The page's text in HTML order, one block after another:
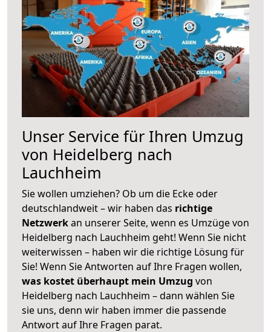
Unser Service für Ihren Umzug
von Heidelberg nach
Lauchheim
Sie wollen umziehen? Ob um die Ecke oder
deutschlandweit – wir haben das richtige
Netzwerkan unserer Seite, wenn es Umzüge von
Heidelberg nach Lauchheim geht! Wenn Sie nicht
weiterwissen – haben wir die richtige Lösung für
Sie! Wenn Sie Antworten auf Ihre Fragen wollen,
was kostet überhaupt mein Umzug von
Heidelberg nach Lauchheim – dann wählen Sie
sie uns, denn wir haben immer die passende
Antwort auf Ihre Fragen parat.